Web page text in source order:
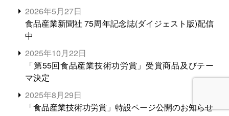
2026年5月27日
食品産業新聞社 75周年記念誌(ダイジェスト版)配信
中
2025年10月22日
「第55回食品産業技術功労賞」受賞商品及びテー
マ決定
2025年8月29日
「食品産業技術功労賞」特設ページ公開のお知らせ